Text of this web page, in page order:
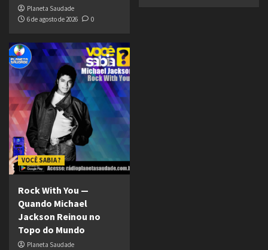
Planeta Saudade
6 de agosto de 2026
0
VOCÊ SABIA ?
Rock With You —
Quando Michael
Jackson Reinou no
Topo do Mundo
Planeta Saudade